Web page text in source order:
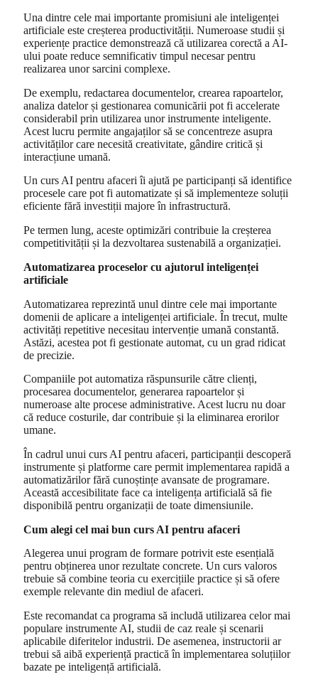
Una dintre cele mai importante promisiuni ale inteligenței
artificiale este creșterea productivității. Numeroase studii și
experiențe practice demonstrează că utilizarea corectă a AI-
ului poate reduce semnificativ timpul necesar pentru
realizarea unor sarcini complexe.
De exemplu, redactarea documentelor, crearea rapoartelor,
analiza datelor și gestionarea comunicării pot fi accelerate
considerabil prin utilizarea unor instrumente inteligente.
Acest lucru permite angajaților să se concentreze asupra
activităților care necesită creativitate, gândire critică și
interacțiune umană.
Un curs AI pentru afaceri îi ajută pe participanți să identifice
procesele care pot fi automatizate și să implementeze soluții
eficiente fără investiții majore în infrastructură.
Pe termen lung, aceste optimizări contribuie la creșterea
competitivității și la dezvoltarea sustenabilă a organizației.
Automatizarea proceselor cu ajutorul inteligenței
artificiale
Automatizarea reprezintă unul dintre cele mai importante
domenii de aplicare a inteligenței artificiale. În trecut, multe
activități repetitive necesitau intervenție umană constantă.
Astăzi, acestea pot fi gestionate automat, cu un grad ridicat
de precizie.
Companiile pot automatiza răspunsurile către clienți,
procesarea documentelor, generarea rapoartelor și
numeroase alte procese administrative. Acest lucru nu doar
că reduce costurile, dar contribuie și la eliminarea erorilor
umane.
În cadrul unui curs AI pentru afaceri, participanții descoperă
instrumente și platforme care permit implementarea rapidă a
automatizărilor fără cunoștințe avansate de programare.
Această accesibilitate face ca inteligența artificială să fie
disponibilă pentru organizații de toate dimensiunile.
Cum alegi cel mai bun curs AI pentru afaceri
Alegerea unui program de formare potrivit este esențială
pentru obținerea unor rezultate concrete. Un curs valoros
trebuie să combine teoria cu exercițiile practice și să ofere
exemple relevante din mediul de afaceri.
Este recomandat ca programa să includă utilizarea celor mai
populare instrumente AI, studii de caz reale și scenarii
aplicabile diferitelor industrii. De asemenea, instructorii ar
trebui să aibă experiență practică în implementarea soluțiilor
bazate pe inteligență artificială.